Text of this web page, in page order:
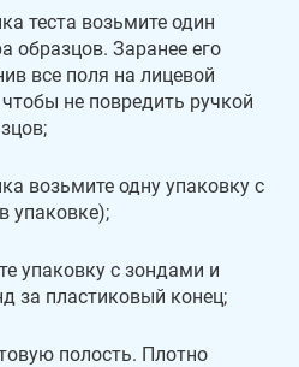
теста возьмите один
образцов. Заранее его
все поля на лицевой
не повредить ручкой
возьмите одну упаковку с
упаковке);
упаковку с зондами и
за пластиковый конец;
полость. Плотно